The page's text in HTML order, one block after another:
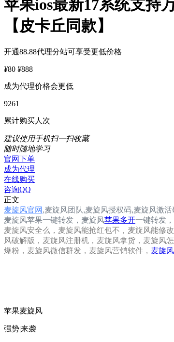
苹果ios最新17系统支持
【皮卡丘同款】
开通88.88代理分站可享受更低价格
¥80 ¥888
成为代理价格会更低
9261
累计购买人次
建议使用手机扫一扫收藏
随时随地学习
官网下单
成为代理
在线购买
咨询QQ
正文
麦旋风官网 ,麦旋风团队,麦旋风授权码,麦旋风激活
麦旋风苹果一键转发， 麦旋风苹果多开一键转发
麦旋风安全么，麦旋风能抢红包不，麦旋风能修
风破解版，麦旋风注册机，麦旋风拿货，麦旋风
爆粉，麦旋风微信群发，麦旋风营销软件， 麦旋
苹果麦旋风
强势|来袭